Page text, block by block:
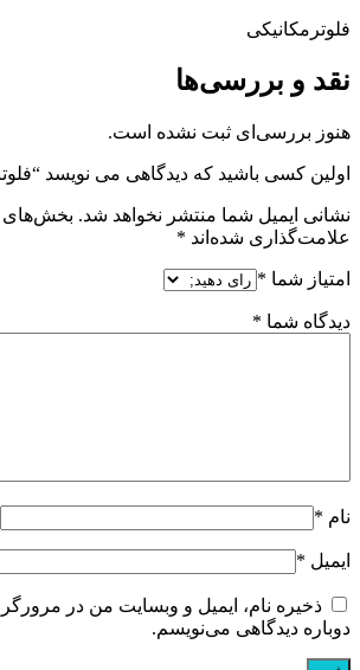
فلوترمکانیکی
نقد و بررسی‌ها
هنوز بررسی‌ای ثبت نشده است.
اولین کسی باشید که دیدگاهی می نویسد
نشانی ایمیل شما منتشر نخواهد شد. بخش‌های
علامت‌گذاری شده‌اند *
امتیاز شما *
دیدگاه شما *
نام *
ایمیل *
ذخیره نام، ایمیل و وبسایت من در
دوباره دیدگاهی می‌نویسم.